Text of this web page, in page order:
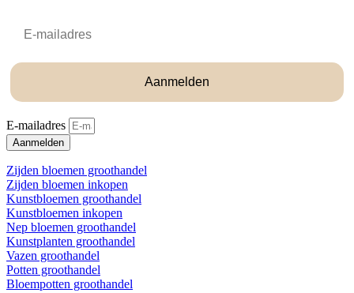
Aanmelden
E-mailadres
Aanmelden
Zijden bloemen groothandel
Zijden bloemen inkopen
Kunstbloemen groothandel
Kunstbloemen inkopen
Nep bloemen groothandel
Kunstplanten groothandel
Vazen groothandel
Potten groothandel
Bloempotten groothandel